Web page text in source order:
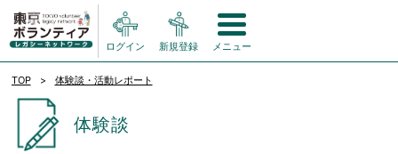
ログイン 新規登録 メニュー
TOP 体験談・活動レポート
体験談